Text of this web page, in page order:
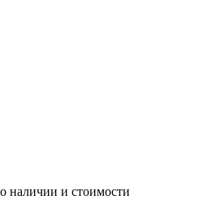
наличии и стоимости